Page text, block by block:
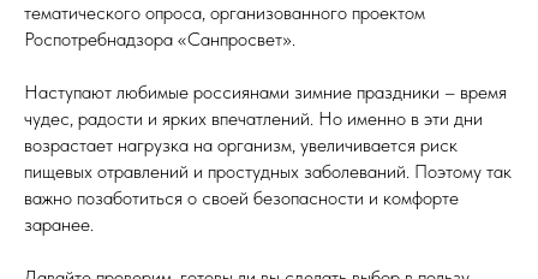
тематического опроса, организованного проектом
Роспотребнадзора «Санпросвет».
Наступают любимые россиянами зимние праздники – время
чудес, радости и ярких впечатлений. Но именно в эти дни
возрастает нагрузка на организм, увеличивается риск
пищевых отравлений и простудных заболеваний. Поэтому так
важно позаботиться о своей безопасности и комфорте
заранее.